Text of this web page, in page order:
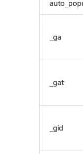
_ga
_gat
_gid